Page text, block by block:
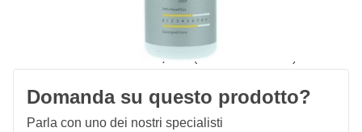
da 150,- €
per resi & cambi
Recensioni dei clienti:4,58/5(7.072 recensioni)
Domanda su questo prodotto?
Parla con uno dei nostri specialisti